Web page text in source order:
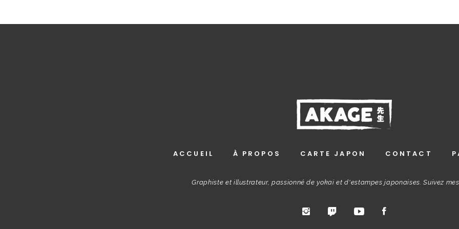
ACCUEIL À PROPOS CARTE JAPON CONTACT
Graphiste et illustrateur, passionné de yokai et d'estampes japonaises. Suivez